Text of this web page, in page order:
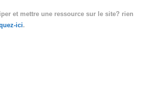
et mettre une ressource sur le site? rien
ici.